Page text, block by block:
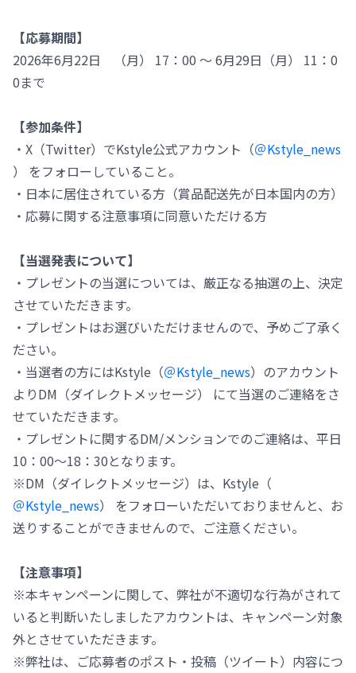
【応募期間】
2026年6月22日 （月） 17：00 ～ 6月29日（月） 11：0
0まで
【参加条件】
・X（Twitter）でKstyle公式アカウント（＠Kstyle_news
） をフォローしていること。
・日本に居住されている方（賞品配送先が日本国内の方）
・応募に関する注意事項に同意いただける方
【当選発表について】
・プレゼントの当選については、厳正なる抽選の上、決定
させていただきます。
・プレゼントはお選びいただけませんので、予めご了承く
ださい。
・当選者の方にはKstyle（＠Kstyle_news）のアカウント
よりDM（ダイレクトメッセージ） にて当選のご連絡をさ
せていただきます。
・プレゼントに関するDM/メンションでのご連絡は、平日
10：00～18：30となります。
※DM（ダイレクトメッセージ）は、Kstyle（
＠Kstyle_news） をフォローいただいておりませんと、お
送りすることができませんので、ご注意ください。
【注意事項】
※本キャンペーンに関して、弊社が不適切な行為がされて
いると判断いたしましたアカウントは、キャンペーン対象
外とさせていただきます。
※弊社は、ご応募者のポスト・投稿（ツイート）内容につ